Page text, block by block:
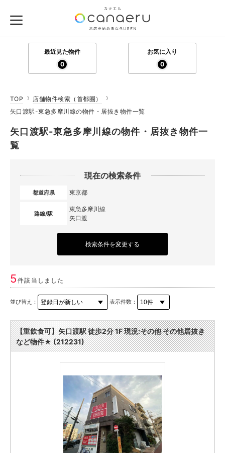
最近見た物件
0
お気に入り
0
TOP
店舗物件検索（首都圏）
矢口渡駅-東急多摩川線の物件・居抜き物件一覧
矢口渡駅-東急多摩川線の物件・居抜き物件一
覧
現在の検索条件
都道府県 東京都
路線/駅
東急多摩川線
矢口渡
検索条件を変更する
5件該当しました
並び替え： 表示件数：
【重飲食可】矢口渡駅 徒歩2分 1F 現況:その他 その他居抜き
など物件★ (212231)